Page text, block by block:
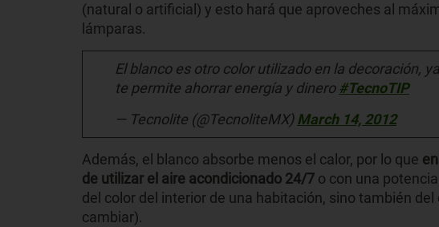
(natural o artificial) y esto hará que aproveches al
lámparas.
El blanco es otro color utilizado en la decoración,
te permite ahorrar energía y dinero #TecnoTIP
— Tecnolite (@TecnoliteMX)March 14, 2012
Además, el blanco absorbe menos el calor, por lo que
de utilizar el aire acondicionado 24/7 o con una
del color del interior de una habitación, sino también
cambiar).